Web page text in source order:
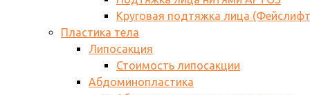
Круговая подтяжка лица
Пластика тела
Липосакция
Стоимость липосакции
Абдоминопластика